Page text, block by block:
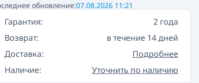
обновление:07.08.2026 11:21
Гарантия:
2 года
Возврат:
в течение 14 дней
Доставка:
Подробнее
Наличие:
Уточнить по наличию